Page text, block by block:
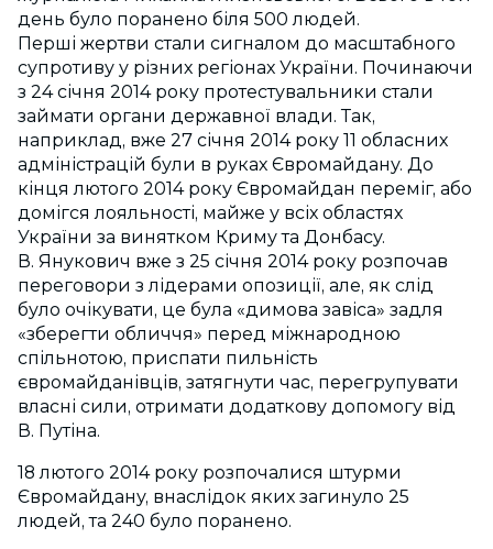
день було поранено біля 500 людей.
Перші жертви стали сигналом до масштабного
супротиву у різних регіонах України. Починаючи
з 24 січня 2014 року протестувальники стали
займати органи державної влади. Так,
наприклад, вже 27 січня 2014 року 11 обласних
адміністрацій були в руках Євромайдану. До
кінця лютого 2014 року Євромайдан переміг, або
домігся лояльності, майже у всіх областях
України за винятком Криму та Донбасу.
В. Янукович вже з 25 січня 2014 року розпочав
переговори з лідерами опозиції, але, як слід
було очікувати, це була «димова завіса» задля
«зберегти обличчя» перед міжнародною
спільнотою, приспати пильність
євромайданівців, затягнути час, перегрупувати
власні сили, отримати додаткову допомогу від
В. Путіна.
18 лютого 2014 року розпочалися штурми
Євромайдану, внаслідок яких загинуло 25
людей, та 240 було поранено.